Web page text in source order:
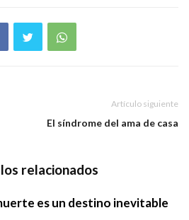
Artículo siguiente
El síndrome del ama de casa
relacionados
es un destino inevitable